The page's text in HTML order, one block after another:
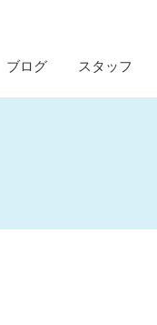
ブログ スタッフ